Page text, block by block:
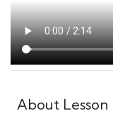
About Lesson